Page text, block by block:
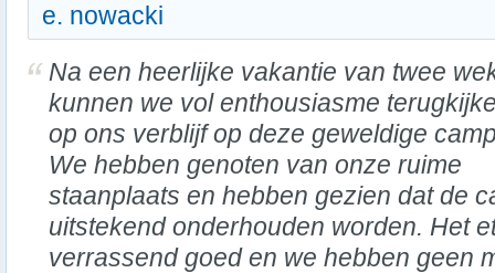
e. nowacki
Na een heerlijke vakantie van twee
kunnen we vol enthousiasme
op ons verblijf op deze geweldige
We hebben genoten van onze ruime
staanplaats en hebben gezien dat de
uitstekend onderhouden worden. Het
verrassend goed en we hebben geen